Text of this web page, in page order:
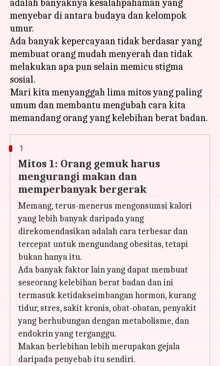
adalah banyaknya kesalahpahaman yang
menyebar di antara budaya dan kelompok
umur.
Ada banyak kepercayaan tidak berdasar yang
membuat orang mudah menyerah dan tidak
melakukan apa pun selain memicu stigma
sosial.
Mari kita menyanggah lima mitos yang paling
umum dan membantu mengubah cara kita
1
Mitos 1: Orang gemuk harus
mengurangi makan dan
memperbanyak bergerak
Memang, terus-menerus mengonsumsi kalori
yang lebih banyak daripada yang
direkomendasikan adalah cara terbesar dan
tercepat untuk mengundang obesitas, tetapi
bukan hanya itu.
Ada banyak faktor lain yang dapat membuat
seseorang kelebihan berat badan dan ini
termasuk ketidakseimbangan hormon, kurang
tidur, stres, sakit kronis, obat-obatan, penyakit
yang berhubungan dengan metabolisme, dan
endokrin yang terganggu.
Makan berlebihan lebih merupakan gejala
daripada penyebab itu sendiri.